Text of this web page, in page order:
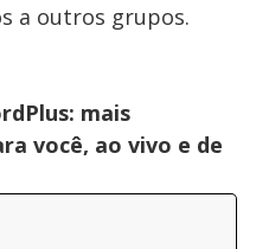
a outros grupos.
mais
você, ao vivo e de